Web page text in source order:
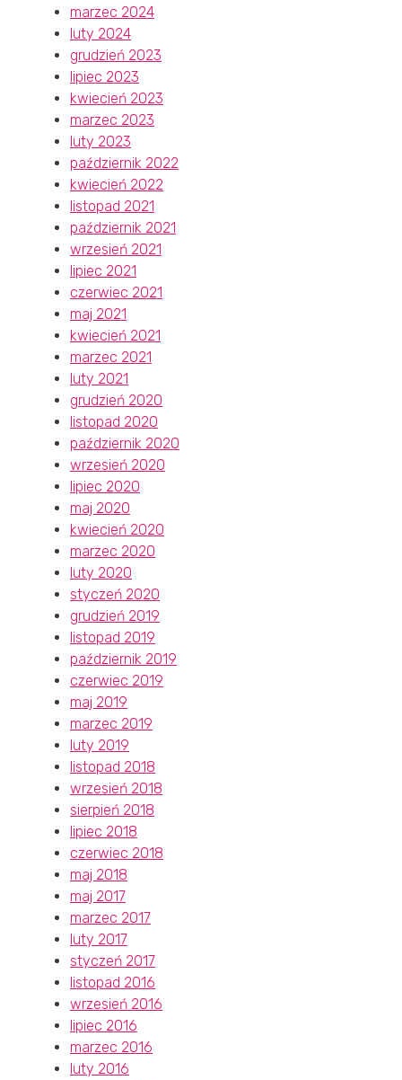
marzec 2024
luty 2024
grudzień 2023
lipiec 2023
kwiecień 2023
marzec 2023
luty 2023
październik 2022
kwiecień 2022
listopad 2021
październik 2021
wrzesień 2021
lipiec 2021
czerwiec 2021
maj 2021
kwiecień 2021
marzec 2021
luty 2021
grudzień 2020
listopad 2020
październik 2020
wrzesień 2020
lipiec 2020
maj 2020
kwiecień 2020
marzec 2020
luty 2020
styczeń 2020
grudzień 2019
listopad 2019
październik 2019
czerwiec 2019
maj 2019
marzec 2019
luty 2019
listopad 2018
wrzesień 2018
sierpień 2018
lipiec 2018
czerwiec 2018
maj 2018
maj 2017
marzec 2017
luty 2017
styczeń 2017
listopad 2016
wrzesień 2016
lipiec 2016
marzec 2016
luty 2016